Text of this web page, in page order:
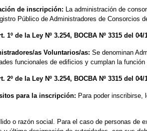
de inscripción: La administración de
Público de Administradores de Consorcios
1º de la Ley Nº 3.254, BOCBA Nº 3315 del 04/
as Voluntarios/as: Se denominan
funcionales de edificios y cumplan la
2º de la Ley Nº 3.254, BOCBA Nº 3315 del 04/
para la inscripción: Para poder inscribirse,
o razón social. Para el caso de personas de